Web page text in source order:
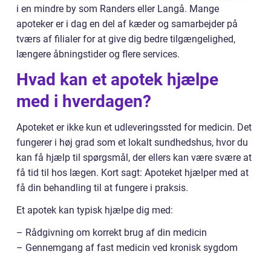
i en mindre by som Randers eller Langå. Mange
apoteker er i dag en del af kæder og samarbejder på
tværs af filialer for at give dig bedre tilgængelighed,
længere åbningstider og flere services.
Hvad kan et apotek hjælpe
med i hverdagen?
Apoteket er ikke kun et udleveringssted for medicin. Det
fungerer i høj grad som et lokalt sundhedshus, hvor du
kan få hjælp til spørgsmål, der ellers kan være svære at
få tid til hos lægen. Kort sagt: Apoteket hjælper med at
få din behandling til at fungere i praksis.
Et apotek kan typisk hjælpe dig med:
– Rådgivning om korrekt brug af din medicin
– Gennemgang af fast medicin ved kronisk sygdom